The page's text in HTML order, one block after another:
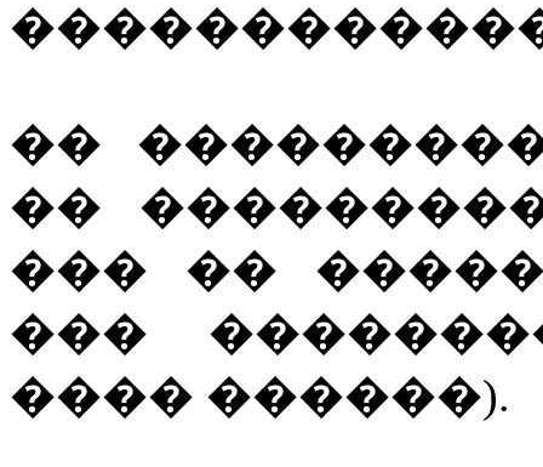
��
��
��� ��
���
���� ������).